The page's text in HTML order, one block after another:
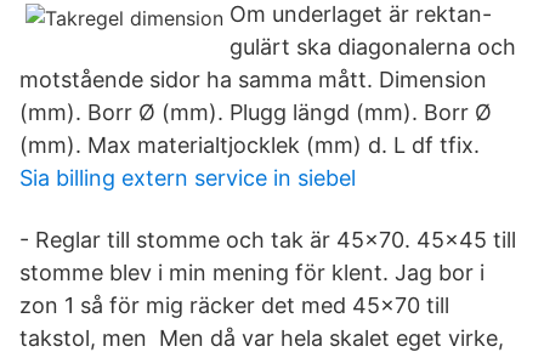
Om underlaget är rektan-
gulärt ska diagonalerna och
motstående sidor ha samma mått. Dimension
(mm). Borr Ø (mm). Plugg längd (mm). Borr Ø
(mm). Max materialtjocklek (mm) d. L df tfix.
Sia billing extern service in siebel
- Reglar till stomme och tak är 45x70. 45x45 till
stomme blev i min mening för klent. Jag bor i
zon 1 så för mig räcker det med 45x70 till
takstol, men Men då var hela skalet eget virke,